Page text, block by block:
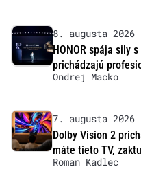
8. augusta 2026
HONOR spája sily
prichádzajú
Ondrej Macko
7. augusta 2026
Dolby Vision 2
máte tieto TV,
Roman Kadlec